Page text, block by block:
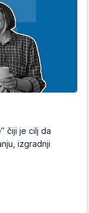
čiji je cilj da
izgradnji